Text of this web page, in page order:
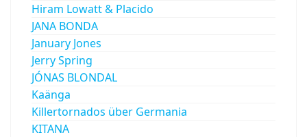
Hiram Lowatt & Placido
JANA BONDA
January Jones
Jerry Spring
JÓNAS BLONDAL
Kaänga
Killertornados über Germania
KITANA